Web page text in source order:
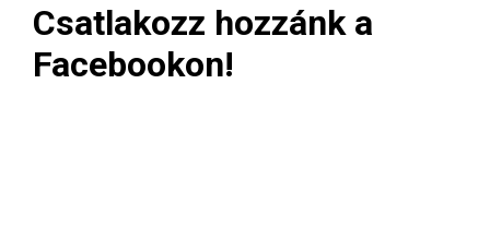
Csatlakozz hozzánk a
Facebookon!